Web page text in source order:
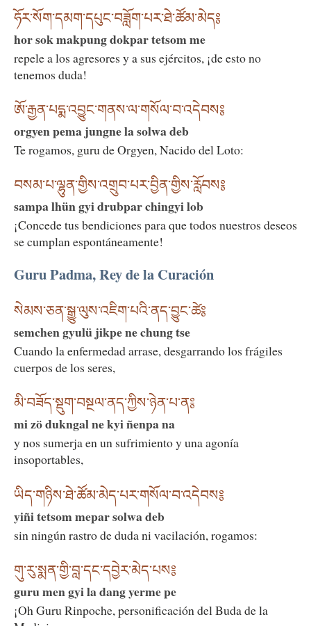
ཧོར་སོག་དམག་དཔུང་བཟློག་པར་ཐེ་ཚོམ་མེད༔
hor sok makpung dokpar tetsom me
repele a los agresores y a sus ejércitos, ¡de esto no
tenemos duda!
ཨོ་རྒྱན་པདྨ་འབྱུང་གནས་ལ་གསོལ་བ་འདེབས༔
orgyen pema jungne la solwa deb
Te rogamos, guru de Orgyen, Nacido del Loto:
བསམ་པ་ལྷུན་གྱིས་འགྲུབ་པར་བྱིན་གྱིས་རློབས༔
sampa lhün gyi drubpar chingyi lob
¡Concede tus bendiciones para que todos nuestros deseos
se cumplan espontáneamente!
Guru Padma, Rey de la Curación
སེམས་ཅན་སྒྱུ་ལུས་འཇིག་པའི་ནད་བྱུང་ཚེ༔
semchen gyulü jikpe ne chung tse
Cuando la enfermedad arrase, desgarrando los frágiles
cuerpos de los seres,
མི་བཟོད་སྡུག་བསྔལ་ནད་ཀྱིས་ཉེན་པ་ན༔
mi zö dukngal ne kyi ñenpa na
y nos sumerja en un sufrimiento y una agonía
insoportables,
ཡིད་གཉིས་ཐེ་ཚོམ་མེད་པར་གསོལ་བ་འདེབས༔
yiñi tetsom mepar solwa deb
sin ningún rastro de duda ni vacilación, rogamos:
གུ་རུ་སྨན་གྱི་བླ་དང་དབྱེར་མེད་པས༔
guru men gyi la dang yerme pe
¡Oh Guru Rinpoche, personificación del Buda de la